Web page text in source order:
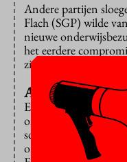
Andere partijen
Flach (SGP) wilde
nieuwe
het eerdere
ziet toch dat daar
Amendementen
Er zijn verschillende
schrappen. “Er
onderstreepte Jimmy